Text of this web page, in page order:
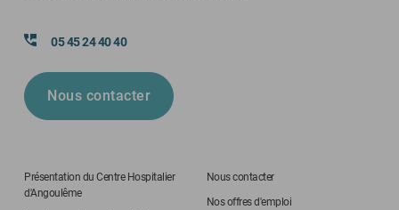
05 45 24 40 40
Nous contacter
Présentation du Centre Hospitalier
d'Angoulême
Nous contacter
Nos offres d'emploi